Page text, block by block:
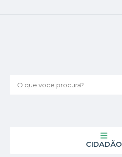
O que voce procura?
CIDADÃO